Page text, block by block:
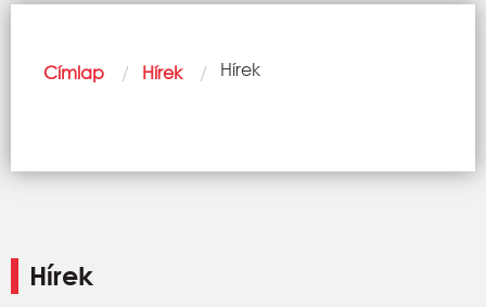
Morzsa
Címlap Hírek Current:
Hírek
Hírek